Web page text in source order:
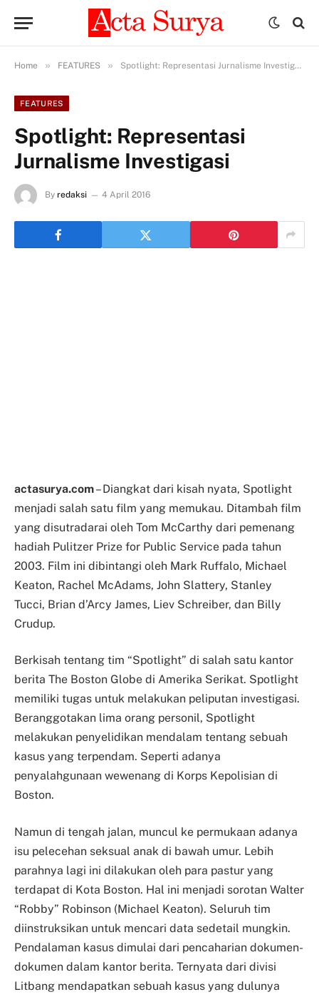
Home » FEATURES » Spotlight: Representasi Jurnalisme Investigasi
FEATURES
Spotlight: Representasi
Jurnalisme Investigasi
By redaksi 4 April 2016
actasurya.com– Diangkat dari kisah nyata, Spotlight
menjadi salah satu film yang memukau. Ditambah film
yang disutradarai oleh Tom McCarthy dari pemenang
hadiah Pulitzer Prize for Public Service pada tahun
2003. Film ini dibintangi oleh Mark Ruffalo, Michael
Keaton, Rachel McAdams, John Slattery, Stanley
Tucci, Brian d’Arcy James, Liev Schreiber, dan Billy
Crudup.
Berkisah tentang tim “Spotlight” di salah satu kantor
berita The Boston Globe di Amerika Serikat. Spotlight
memiliki tugas untuk melakukan peliputan investigasi.
Beranggotakan lima orang personil, Spotlight
melakukan penyelidikan mendalam tentang sebuah
kasus yang terpendam. Seperti adanya
penyalahgunaan wewenang di Korps Kepolisian di
Boston.
Namun di tengah jalan, muncul ke permukaan adanya
isu pelecehan seksual anak di bawah umur. Lebih
parahnya lagi ini dilakukan oleh para pastur yang
terdapat di Kota Boston. Hal ini menjadi sorotan Walter
“Robby” Robinson (Michael Keaton). Seluruh tim
diinstruksikan untuk mencari data sedetail mungkin.
Pendalaman kasus dimulai dari pencaharian dokumen-
dokumen dalam kantor berita. Ternyata dari divisi
Litbang mendapatkan sebuah kasus yang dulunya